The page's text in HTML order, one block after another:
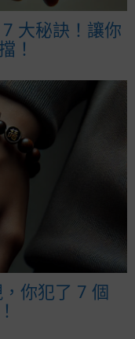
大秘訣！讓你
！
你犯了 7 個